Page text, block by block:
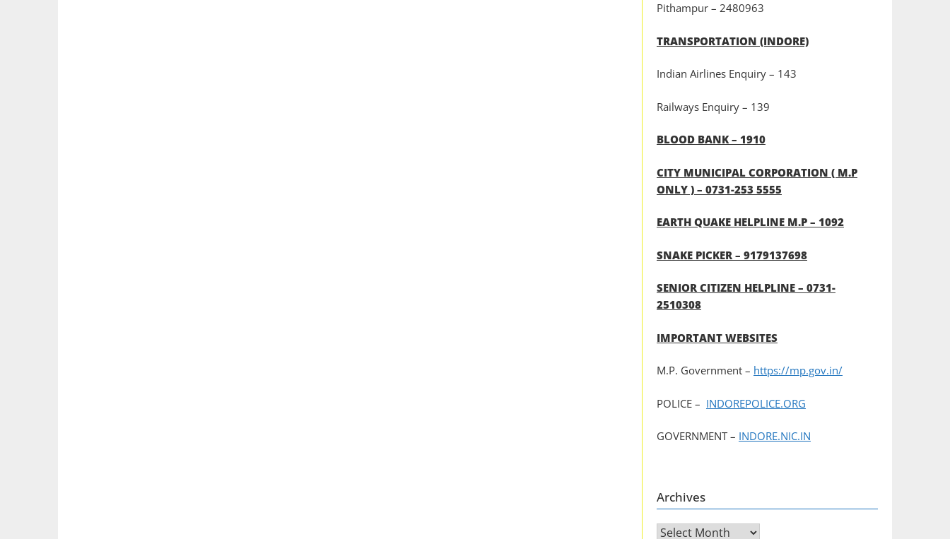
Pithampur – 2480963
TRANSPORTATION (INDORE)
Indian Airlines Enquiry – 143
Railways Enquiry – 139
BLOOD BANK – 1910
CITY MUNICIPAL CORPORATION ( M.P
ONLY ) – 0731-253 5555
EARTH QUAKE HELPLINE M.P – 1092
SNAKE PICKER – 9179137698
SENIOR CITIZEN HELPLINE – 0731-
2510308
IMPORTANT WEBSITES
M.P. Government – https://mp.gov.in/
POLICE – INDOREPOLICE.ORG
GOVERNMENT – INDORE.NIC.IN
Archives
Archives